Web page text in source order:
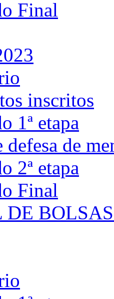
Final
inscritos
1ª etapa
defesa de
2ª etapa
Final